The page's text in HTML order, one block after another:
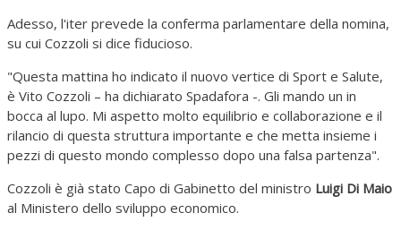
Adesso, l'iter prevede la conferma parlamentare della nomina,
su cui Cozzoli si dice fiducioso.
"Questa mattina ho indicato il nuovo vertice di Sport e Salute,
è Vito Cozzoli – ha dichiarato Spadafora -. Gli mando un in
bocca al lupo. Mi aspetto molto equilibrio e collaborazione e il
rilancio di questa struttura importante e che metta insieme i
pezzi di questo mondo complesso dopo una falsa partenza".
Cozzoli è già stato Capo di Gabinetto del ministro Luigi Di Maio
al Ministero dello sviluppo economico.